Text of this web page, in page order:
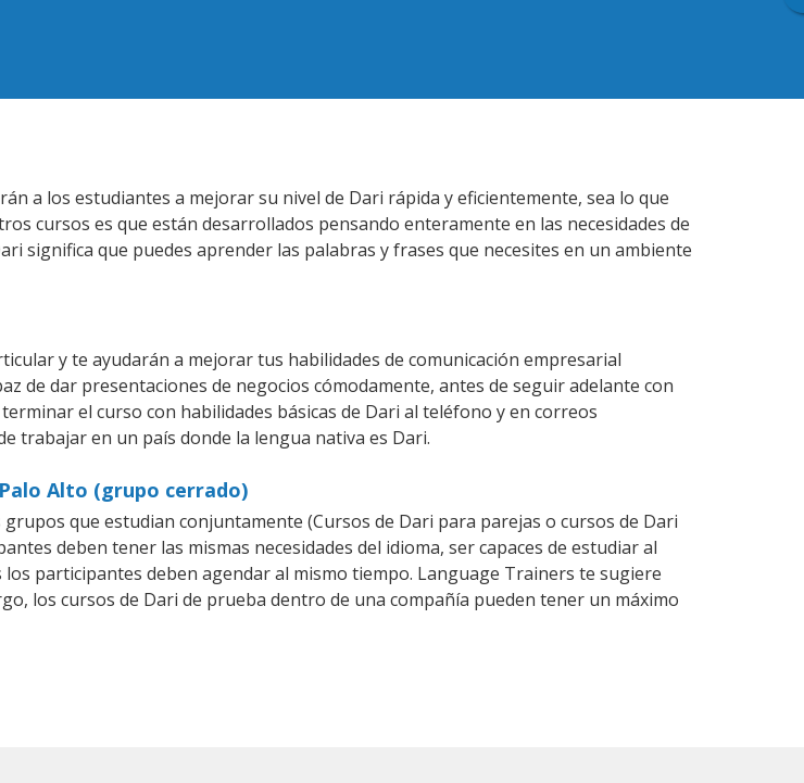
a los estudiantes a mejorar su nivel de Dari rápida y eficientemente, sea lo que
cursos es que están desarrollados pensando enteramente en las necesidades de
significa que puedes aprender las palabras y frases que necesites en un ambiente
y te ayudarán a mejorar tus habilidades de comunicación empresarial
de dar presentaciones de negocios cómodamente, antes de seguir adelante con
el curso con habilidades básicas de Dari al teléfono y en correos
trabajar en un país donde la lengua nativa es Dari.
Alto (grupo cerrado)
que estudian conjuntamente (Cursos de Dari para parejas o cursos de Dari
deben tener las mismas necesidades del idioma, ser capaces de estudiar al
participantes deben agendar al mismo tiempo. Language Trainers te sugiere
los cursos de Dari de prueba dentro de una compañía pueden tener un máximo